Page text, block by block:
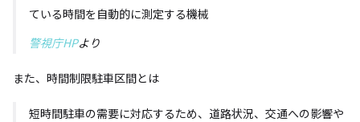
ている時間を自動的に測定する機械
警視庁HPより
また、時間制限駐車区間とは
短時間駐車の需要に対応するため、道路状況、交通への影響や